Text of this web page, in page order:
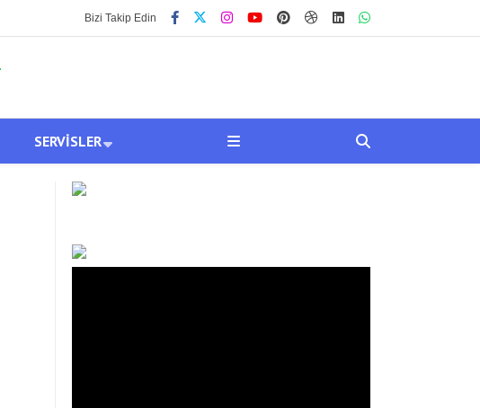
Bizi Takip Edin
SERVISLER